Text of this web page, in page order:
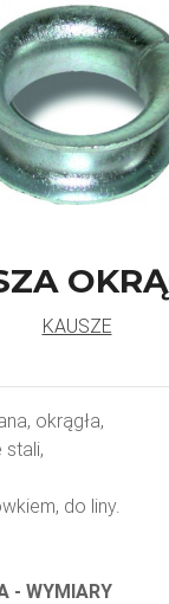
KAUSZE
okrągła,
stali,
do liny.
- WYMIARY